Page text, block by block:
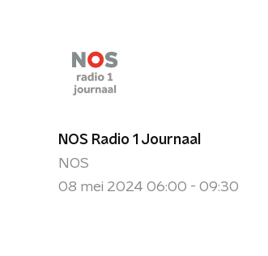
NOS Radio 1 Journaal
NOS
08 mei 2024 06:00 - 09:30